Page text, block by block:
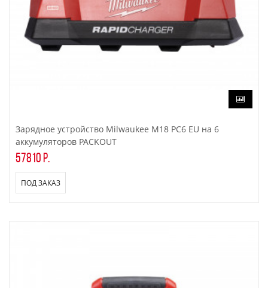
Зарядное устройство Milwaukee M18 PC6 EU на 6
аккумуляторов PACKOUT
57810 р.
ПОД ЗАКАЗ